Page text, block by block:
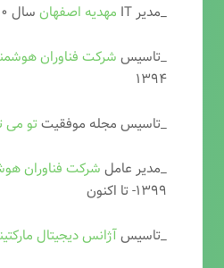
_مدیر IT
مهدیه اصفهان سال ۱۳۹۰ – ۱۳۹۱
_تاسیس شرکت فناوران
۱۳۹۴
_تاسیس مجله موفقیتتو می
_مدیر عامل شرکت فناوران
۱۳۹۹- تا اکنون
_تاسیسآژانس دیجیتال